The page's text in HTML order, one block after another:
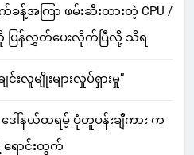
ခန့်အကြာ ဖမ်းဆီးထားတဲ့ CPU /
ပြန်လွှတ်ပေးလိုက်ပြီလို့ သိရ
းလူမျိုးများလှုပ်ရှားမှု”
ဒေါ်နယ်ထရမ့် ပုံတူပန်းချီကား က
ရောင်းထွက်